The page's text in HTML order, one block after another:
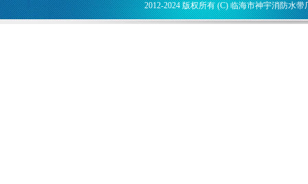
2012-2024 版权所有 (C) 临海市神宇消防水